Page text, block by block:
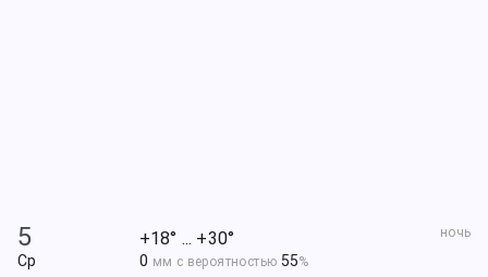
5
Ср
ночь
+18° ... +30°
0 мм с вероятностью 55%